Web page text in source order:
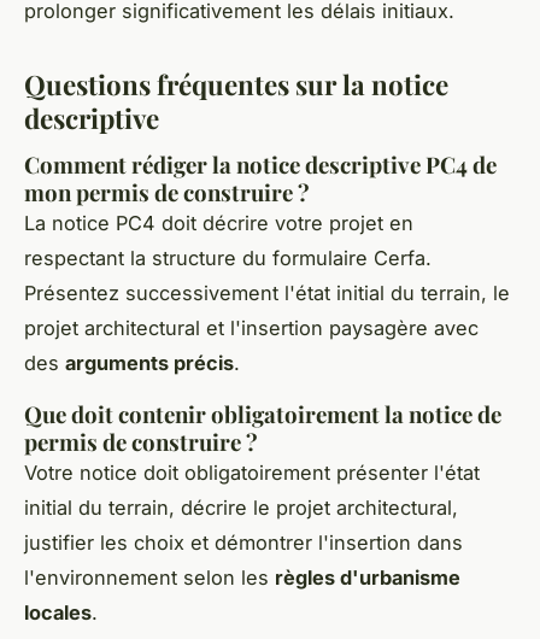
prolonger significativement les délais initiaux.
Questions fréquentes sur la notice
descriptive
Comment rédiger la notice descriptive PC4 de
mon permis de construire ?
La notice PC4 doit décrire votre projet en
respectant la structure du formulaire Cerfa.
Présentez successivement l'état initial du terrain, le
projet architectural et l'insertion paysagère avec
des arguments précis.
Que doit contenir obligatoirement la notice de
permis de construire ?
Votre notice doit obligatoirement présenter l'état
initial du terrain, décrire le projet architectural,
justifier les choix et démontrer l'insertion dans
l'environnement selon les règles d'urbanisme
locales.